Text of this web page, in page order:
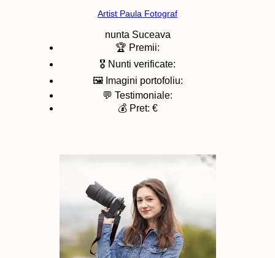
Artist Paula Fotograf
nunta Suceava
🏆 Premii:
🎖️ Nunti verificate:
🖼️ Imagini portofoliu:
💬 Testimoniale:
💰 Pret: €